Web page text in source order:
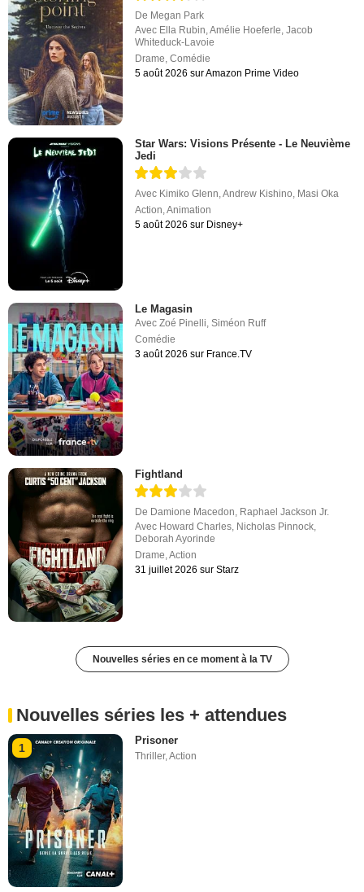
De Megan Park
Avec Ella Rubin,Amélie Hoeferle,Jacob
Whiteduck-Lavoie
Drame,Comédie
5 août 2026 sur Amazon Prime Video
Star Wars: Visions Présente - Le Neuvième
Jedi
Avec Kimiko Glenn ,Andrew Kishino Masi Oka
Action ,Animation
5 août 2026 sur Disney+
Le Magasin
AvecZoé Pinelli,Siméon Ruff
Comédie
3 août 2026 sur France.TV
Fightland
De Damione Macedon, Raphael Jackson Jr.
Avec Howard Charles, Nicholas Pinnock,
Deborah Ayorinde
Drame,Action
31 juillet 2026 sur Starz
Nouvelles séries en ce moment à la TV
Nouvelles séries les + attendues
1
Prisoner
Thriller,Action